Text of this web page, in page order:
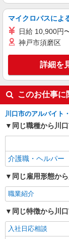
マイクロバスによ
日給 10,900円
神戸市須磨区
詳細を
このお仕事に
川口市のアルバイト
同じ職種から川
介護職・ヘルパー
同じ雇用形態か
職業紹介
同じ特徴から川
入社日応相談